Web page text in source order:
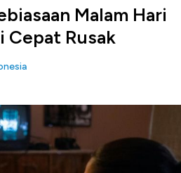
Malam Hari
Cepat Rusak